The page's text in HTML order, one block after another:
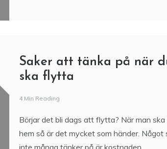
Saker att tänka på när du
ska flytta
4 Min Reading